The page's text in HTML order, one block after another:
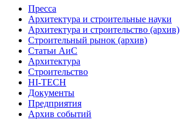
Пресса
Архитектура и строительные науки
Архитектура и строительство (архив)
Строительный рынок (архив)
Статьи АиС
Архитектура
Строительство
HI-TECH
Документы
Предприятия
Архив событий